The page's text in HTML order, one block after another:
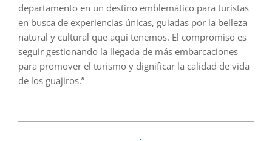
departamento en un destino emblemático para turistas
en busca de experiencias únicas, guiadas por la belleza
natural y cultural que aquí tenemos. El compromiso es
seguir gestionando la llegada de más embarcaciones
para promover el turismo y dignificar la calidad de vida
de los guajiros.”